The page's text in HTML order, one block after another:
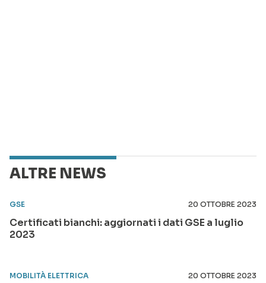
ALTRE NEWS
GSE 20 OTTOBRE 2023
Certificati bianchi: aggiornati i dati GSE a luglio
2023
MOBILITÀ ELETTRICA 20 OTTOBRE 2023